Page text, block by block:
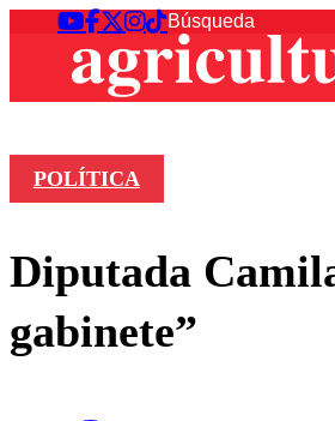
POLÍTICA
Diputada
gabinete”